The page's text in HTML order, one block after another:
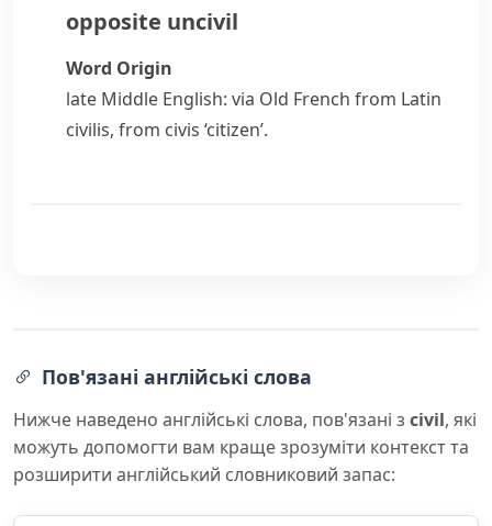
opposite uncivil
Word Origin
late Middle English: via Old French from Latin
civilis, from civis ‘citizen’.
Пов'язані англійські слова
Нижче наведено англійські слова, пов'язані з civil, які
можуть допомогти вам краще зрозуміти контекст та
розширити англійський словниковий запас: